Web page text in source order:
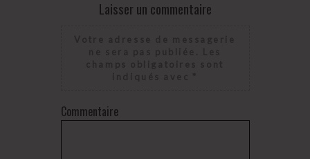
Laisser un commentaire
Commentaire